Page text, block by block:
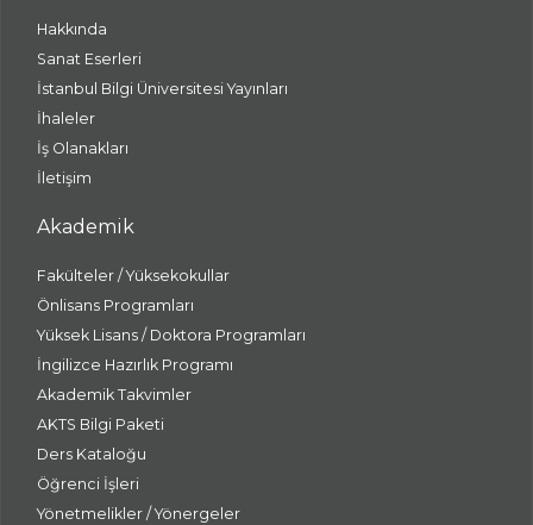
Hakkında
Sanat Eserleri
İstanbul Bilgi Üniversitesi Yayınları
İhaleler
İş Olanakları
İletişim
Akademik
Fakülteler / Yüksekokullar
Önlisans Programları
Yüksek Lisans / Doktora Programları
İngilizce Hazırlık Programı
Akademik Takvimler
AKTS Bilgi Paketi
Ders Kataloğu
Öğrenci İşleri
Yönetmelikler / Yönergeler